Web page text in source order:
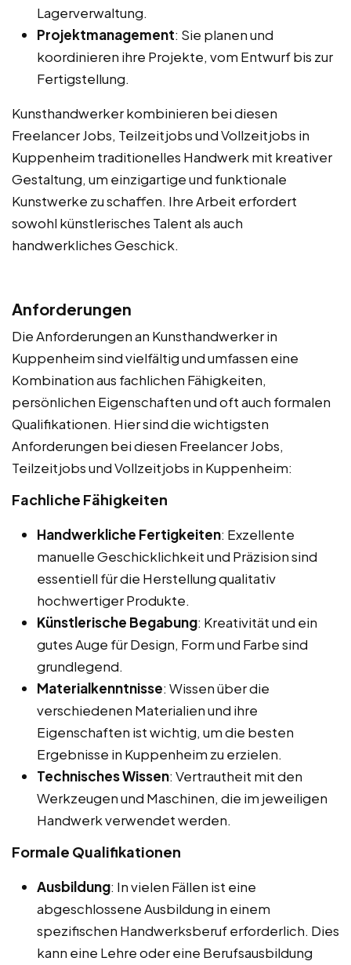
Lagerverwaltung.
Projektmanagement: Sie planen und
koordinieren ihre Projekte, vom Entwurf bis zur
Fertigstellung.
Kunsthandwerker kombinieren bei diesen
Freelancer Jobs, Teilzeitjobs und Vollzeitjobs in
Kuppenheim traditionelles Handwerk mit kreativer
Gestaltung, um einzigartige und funktionale
Kunstwerke zu schaffen. Ihre Arbeit erfordert
sowohl künstlerisches Talent als auch
handwerkliches Geschick.
Anforderungen
Die Anforderungen an Kunsthandwerker in
Kuppenheim sind vielfältig und umfassen eine
Kombination aus fachlichen Fähigkeiten,
persönlichen Eigenschaften und oft auch formalen
Qualifikationen. Hier sind die wichtigsten
Anforderungen bei diesen Freelancer Jobs,
Teilzeitjobs und Vollzeitjobs in Kuppenheim:
Fachliche Fähigkeiten
Handwerkliche Fertigkeiten: Exzellente
manuelle Geschicklichkeit und Präzision sind
essentiell für die Herstellung qualitativ
hochwertiger Produkte.
Künstlerische Begabung: Kreativität und ein
gutes Auge für Design, Form und Farbe sind
grundlegend.
Materialkenntnisse: Wissen über die
verschiedenen Materialien und ihre
Eigenschaften ist wichtig, um die besten
Ergebnisse in Kuppenheim zu erzielen.
Technisches Wissen: Vertrautheit mit den
Werkzeugen und Maschinen, die im jeweiligen
Handwerk verwendet werden.
Formale Qualifikationen
Ausbildung: In vielen Fällen ist eine
abgeschlossene Ausbildung in einem
spezifischen Handwerksberuf erforderlich. Dies
kann eine Lehre oder eine Berufsausbildung